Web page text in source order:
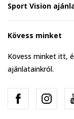
Sport Vision
Kövess minket
Kövess minket itt,
ajánlatainkról.